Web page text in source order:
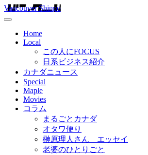
Vancouver Shinpo
Home
Local
この人にFOCUS
日系ビジネス紹介
カナダニュース
Special
Maple
Movies
コラム
まるごとカナダ
オタワ便り
榊原理人さん エッセイ
老婆のひとりごと